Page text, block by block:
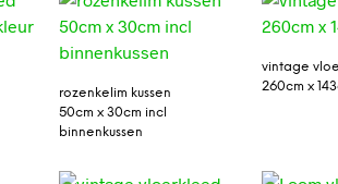
rozenkelim kussen
50cm x 30cm incl
binnenkussen
vintage
260cm x